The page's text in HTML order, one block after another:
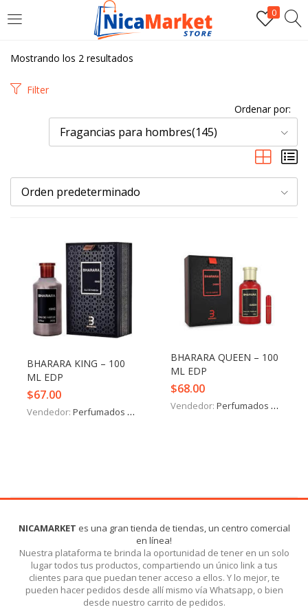
0
INICIAR SESIÓN
Introduzca su nombre de usuario y contraseña para iniciar
Por favor, introduce una respuesta en dígitos:
dieciocho + 3 =
Recordarme
Iniciar Sesión
Mostrando los 2 resultados
Filter
Ordenar por:
Fragancias para hombres(145)
Orden predeterminado
BHARARA KING – 100
ML EDP
$67.00
Vendedor: Perfumados y más
BHARARA QUEEN – 100
ML EDP
$68.00
Vendedor: Perfumados y más
NICAMARKET es una gran tienda de tiendas, un centro comercial
en línea!
Nuestra plataforma te brinda la oportunidad de tener en un solo
lugar todos tus productos, compartiendo un único link a tus
clientes para que puedan tener acceso a ellos. Y lo mejor, te
pueden hacer pedidos desde allí mismo vía Whatsapp, o bien
desde nuestro carrito de pedidos.